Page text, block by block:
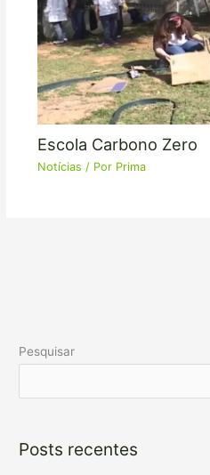
Escola Carbono Zero
Notícias / Por Prima
Pesquisar
Posts recentes